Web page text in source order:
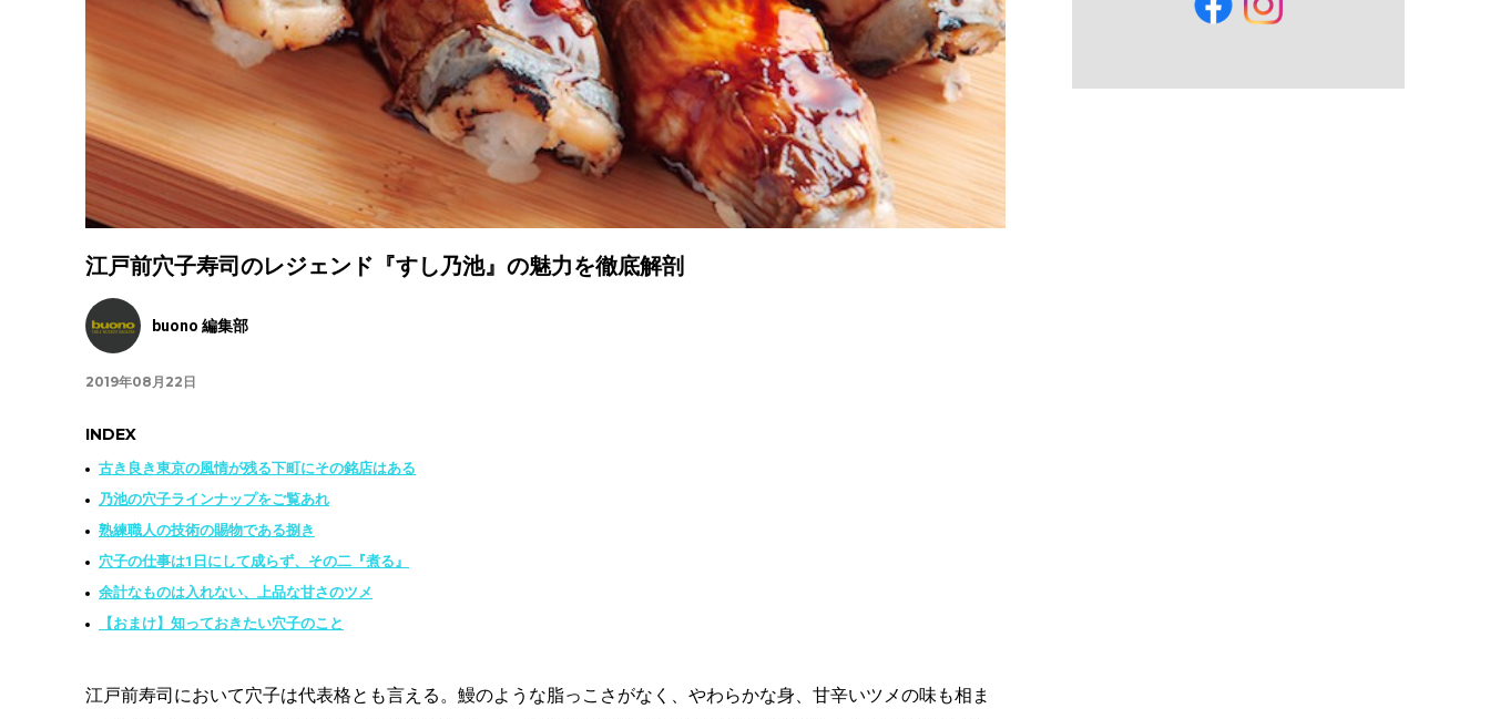
江戸前穴子寿司のレジェンド『すし乃池』の魅力を徹底解剖
buono 編集部
2019年08月22日
INDEX
古き良き東京の風情が残る下町にその銘店はある
乃池の穴子ラインナップをご覧あれ
熟練職人の技術の賜物である捌き
穴子の仕事は1日にして成らず、その二『煮る』
余計なものは入れない、上品な甘さのツメ
【おまけ】知っておきたい穴子のこと
江戸前寿司において穴子は代表格とも言える。鰻のような脂っこさがなく、やわらかな身、甘辛いツメの味も相ま